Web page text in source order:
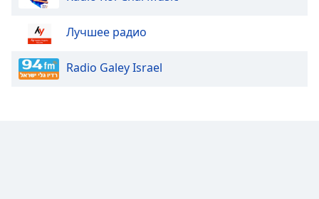
Opacity
Caption
Лучшее радио
Radio Galey Israel